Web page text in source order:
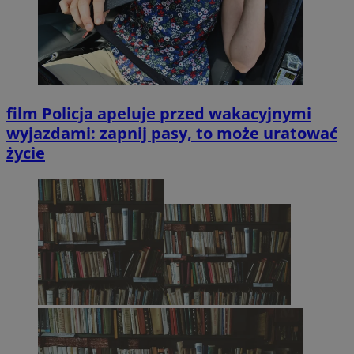
film Policja apeluje przed wakacyjnymi
wyjazdami: zapnij pasy, to może uratować
życie